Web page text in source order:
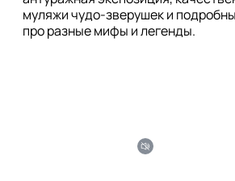
муляжи чудо-зверушек и
про разные мифы и легенды.